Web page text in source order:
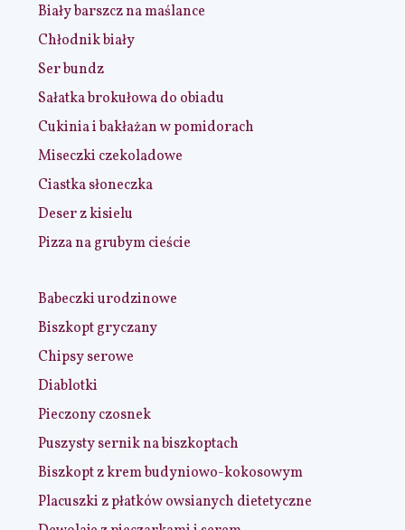
Biały barszcz na maślance
Chłodnik biały
Ser bundz
Sałatka brokułowa do obiadu
Cukinia i bakłażan w pomidorach
Miseczki czekoladowe
Ciastka słoneczka
Deser z kisielu
Pizza na grubym cieście
Babeczki urodzinowe
Biszkopt gryczany
Chipsy serowe
Diablotki
Pieczony czosnek
Puszysty sernik na biszkoptach
Biszkopt z krem budyniowo-kokosowym
Placuszki z płatków owsianych dietetyczne